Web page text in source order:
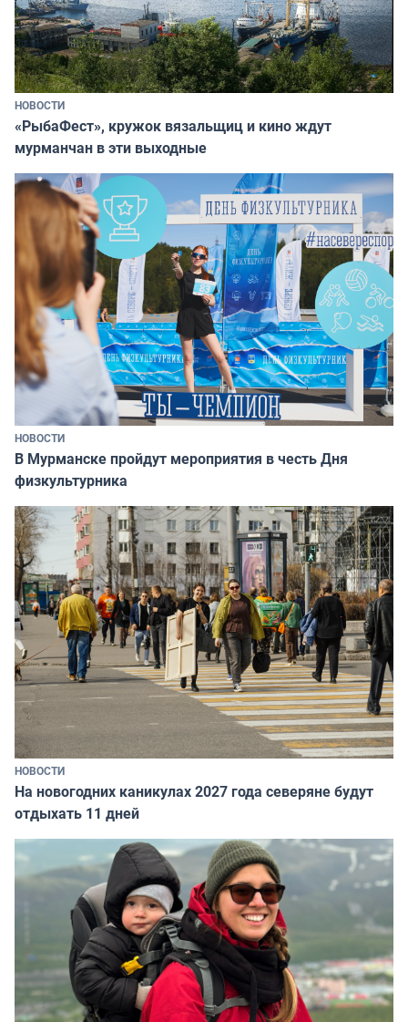
НОВОСТИ
«РыбаФест», кружок вязальщиц и кино ждут
мурманчан в эти выходные
НОВОСТИ
В Мурманске пройдут мероприятия в честь Дня
физкультурника
НОВОСТИ
На новогодних каникулах 2027 года северяне будут
отдыхать 11 дней